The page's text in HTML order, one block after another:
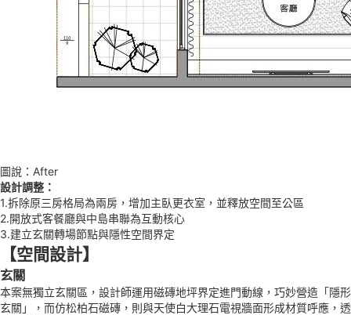
圖說：After
設計調整：
1.拆除原三房格局為兩房，增加主臥更衣室，並釋放空間至公區
2.開放式客餐廳與中島串聯為互動核心
3.建立玄關轉場節點與隱性空間界定
【空間設計】
玄關
本案無獨立玄關區，設計師運用磁磚地坪界定進門動線，巧妙營造「隱形
玄關」，而仿松柏石磁磚，則與天使白大理石電視牆面形成材質呼應，透